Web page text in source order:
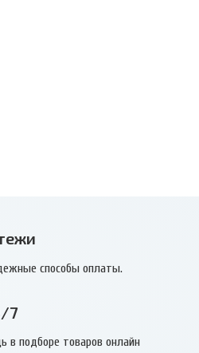
способы оплаты.
7
в подборе товаров онлайн